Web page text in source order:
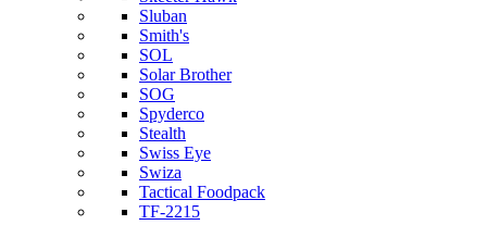
Sluban
Smith's
SOL
Solar Brother
SOG
Spyderco
Stealth
Swiss Eye
Swiza
Tactical Foodpack
TF-2215